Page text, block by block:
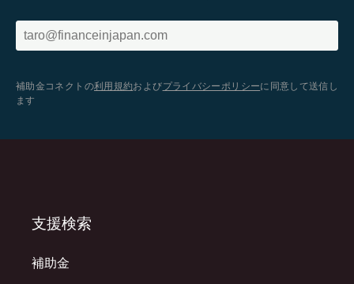
補助金コネクトの利用規約およびプライバシーポリシーに同意して送信し
ます
支援検索
補助金